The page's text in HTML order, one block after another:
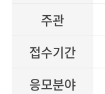
주관
접수기간
응모분야